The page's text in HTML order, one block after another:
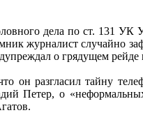
дела по ст. 131
журналист случайно
о грядущем рейде
он разгласил тайну
Петер, о